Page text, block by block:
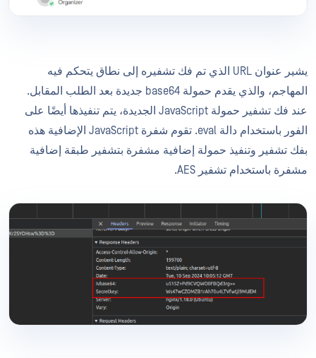
يشير عنوان URL الذي تم فك تشفيره إلى نطاق يتحكم فيه
المهاجم، والذي يقدم حمولة base64 جديدة بعد الطلب المقابل.
عند فك تشفير حمولة JavaScript الجديدة، يتم تنفيذها أيضًا على
الفور باستخدام دالة eval. تقوم شفرة JavaScript الإضافية هذه
بفك تشفير وتنفيذ حمولة إضافية مشفرة بتشفير طبقة إضافية
مشفرة باستخدام تشفير AES.